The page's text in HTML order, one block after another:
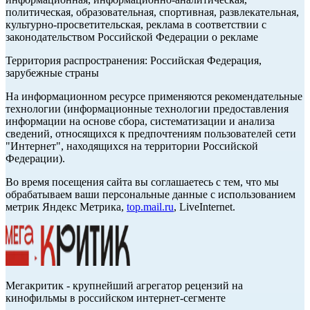
политическая, образовательная, спортивная, развлекательная,
культурно-просветительская, реклама в соответствии с
законодательством Российской Федерации о рекламе
Территория распространения: Российская Федерация,
зарубежные страны
На информационном ресурсе применяются рекомендательные
технологии (информационные технологии предоставления
информации на основе сбора, систематизации и анализа
сведений, относящихся к предпочтениям пользователей сети
"Интернет", находящихся на территории Российской
Федерации).
Во время посещения сайта вы соглашаетесь с тем, что мы
обрабатываем ваши персональные данные с использованием
метрик Яндекс Метрика, top.mail.ru, LiveInternet.
Мегакритик - крупнейший агрегатор рецензий на
кинофильмы в российском интернет-сегменте